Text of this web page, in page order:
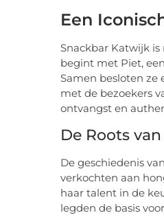
Een
Snackbar Katwijk
begint met Piet,
Samen besloten
met de bezoekers
ontvangst en
De Roots
De geschiedenis
verkochten aan
haar talent in de
legden de basis